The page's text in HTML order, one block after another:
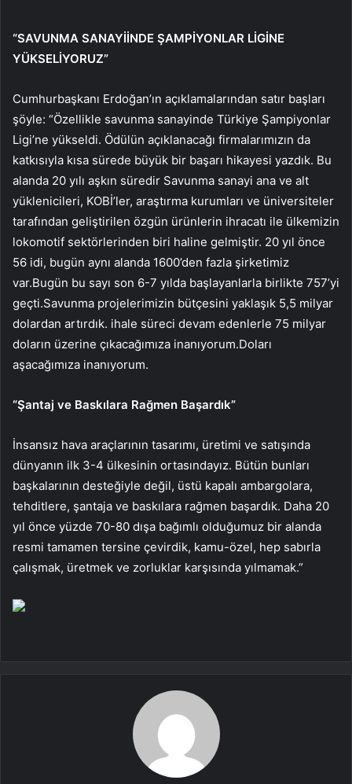
“SAVUNMA SANAYİİNDE ŞAMPİYONLAR LİGİNE
YÜKSELİYORUZ”
Cumhurbaşkanı Erdoğan’ın açıklamalarından satır başları
şöyle: “Özellikle savunma sanayinde Türkiye Şampiyonlar
Ligi’ne yükseldi. Ödülün açıklanacağı firmalarımızın da
katkısıyla kısa sürede büyük bir başarı hikayesi yazdık. Bu
alanda 20 yılı aşkın süredir Savunma sanayi ana ve alt
yüklenicileri, KOBİ’ler, araştırma kurumları ve üniversiteler
tarafından geliştirilen özgün ürünlerin ihracatı ile ülkemizin
lokomotif sektörlerinden biri haline gelmiştir. 20 yıl önce
56 idi, bugün aynı alanda 1600’den fazla şirketimiz
var.Bugün bu sayı son 6-7 yılda başlayanlarla birlikte 757’yi
geçti.Savunma projelerimizin bütçesini yaklaşık 5,5 milyar
dolardan artırdık. ihale süreci devam edenlerle 75 milyar
doların üzerine çıkacağımıza inanıyorum.Doları
aşacağımıza inanıyorum.
“Şantaj ve Baskılara Rağmen Başardık”
İnsansız hava araçlarının tasarımı, üretimi ve satışında
dünyanın ilk 3-4 ülkesinin ortasındayız. Bütün bunları
başkalarının desteğiyle değil, üstü kapalı ambargolara,
tehditlere, şantaja ve baskılara rağmen başardık. Daha 20
yıl önce yüzde 70-80 dışa bağımlı olduğumuz bir alanda
resmi tamamen tersine çevirdik, kamu-özel, hep sabırla
çalışmak, üretmek ve zorluklar karşısında yılmamak.”